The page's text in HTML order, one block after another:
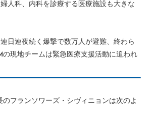
人科、内科を診療する医療施設も大きな
日連夜続く爆撃で数万人が避難、終わら
の現地チームは緊急医療支援活動に追われ
フランソワーズ・シヴィニョンは次のよ